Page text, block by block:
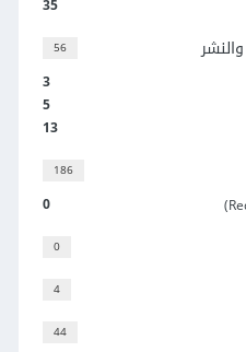
35
56
3
5
13
186
0
0
4
44